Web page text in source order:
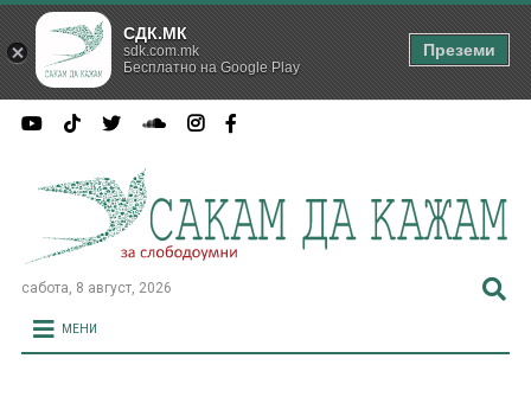
сабота, 8 август, 2026
МЕНИ
СДК.МК
sdk.com.mk
Бесплатно на Google Play
Преземи